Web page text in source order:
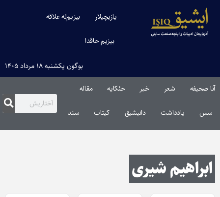
یازیچیلار بیزیم‌له علاقه
بیزیم حاقدا
بوگون یکشنبه ۱۸ مرداد ۱۴۰۵
آنا صحیفه شعر خبر حئکایه مقاله‌
سس یادداشت دانیشیق کیتاب سند
ابراهیم شیری